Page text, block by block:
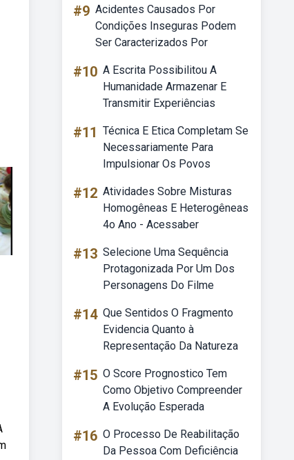
#9 Acidentes Causados Por
Condições Inseguras Podem
Ser Caracterizados Por
#10 A Escrita Possibilitou A
Humanidade Armazenar E
Transmitir Experiências
#11 Técnica E Etica Completam Se
Necessariamente Para
Impulsionar Os Povos
#12 Atividades Sobre Misturas
Homogêneas E Heterogêneas
4o Ano - Acessaber
#13 Selecione Uma Sequência
Protagonizada Por Um Dos
Personagens Do Filme
#14 Que Sentidos O Fragmento
Evidencia Quanto à
Representação Da Natureza
#15 O Score Prognostico Tem
Como Objetivo Compreender
A Evolução Esperada
#16 O Processo De Reabilitação
Da Pessoa Com Deficiência